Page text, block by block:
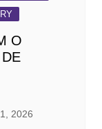
O
2026